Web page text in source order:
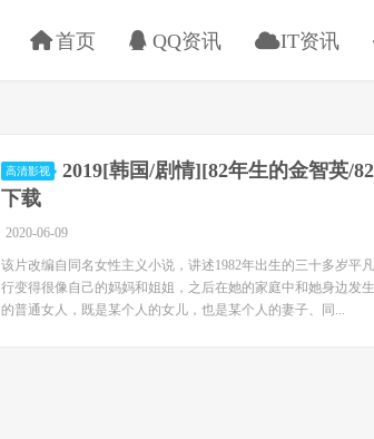
首页 QQ资讯 IT资讯
高清影视
2019[韩国/剧情][82年生的金智英/
下载
2020-06-09
该片改编自同名女性主义小说，讲述1982年出生的三十多岁平
行变得很像自己的妈妈和姐姐，之后在她的家庭中和她身边发
的普通女人，既是某个人的女儿，也是某个人的妻子、同...